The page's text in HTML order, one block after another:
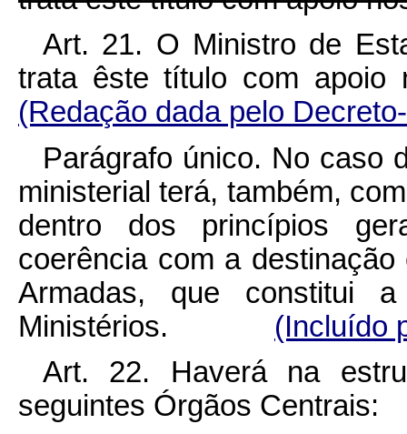
Art. 21. O Ministro de
trata êste título com
(Redação dada pelo
Parágrafo único. No caso
ministerial terá, também,
dentro dos princípios
coerência com a
Armadas, que constitui
Ministérios. (Incluído
Art. 22. Haverá na
seguintes Órgãos